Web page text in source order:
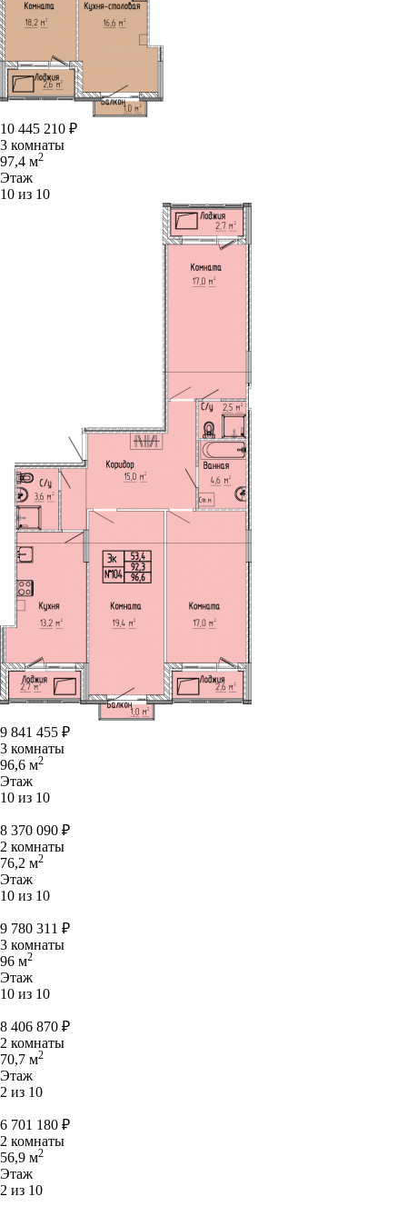
10 445 210 ₽
3 комнаты
97,4 м2
Этаж
10 из 10
9 841 455 ₽
3 комнаты
96,6 м2
Этаж
10 из 10
8 370 090 ₽
2 комнаты
76,2 м2
Этаж
10 из 10
9 780 311 ₽
3 комнаты
96 м2
Этаж
10 из 10
8 406 870 ₽
2 комнаты
70,7 м2
Этаж
2 из 10
6 701 180 ₽
2 комнаты
56,9 м2
Этаж
2 из 10